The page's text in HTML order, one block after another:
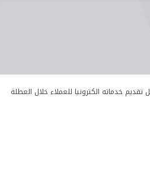
خدماته الكترونيا للعملاء خلال العطلة